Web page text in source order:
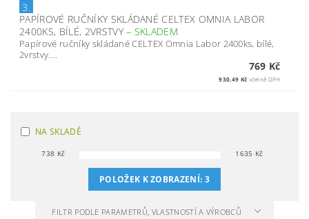
3.
PAPÍROVÉ RUČNÍKY SKLÁDANÉ CELTEX OMNIA LABOR
2400KS, BÍLÉ, 2VRSTVY– SKLADEM
Papírové ručníky skládané CELTEX Omnia Labor 2400ks, bílé,
2vrstvy....
769 Kč
930,49 Kč včetně DPH
NA SKLADĚ
738 Kč 1635 Kč
POLOŽEK K ZOBRAZENÍ: 3
FILTR PODLE PARAMETRŮ, VLASTNOSTÍ A VÝROBCŮ